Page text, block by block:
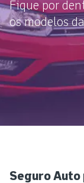
Fique por
os modelos
Seguro Auto